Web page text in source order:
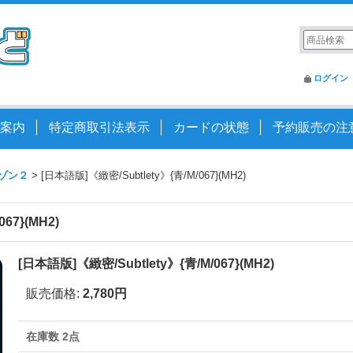
ログイン
内 特定商取引法表示 カードの状態 予約販売の注
ン２ > [日本語版]《緻密/Subtlety》{青/M/067}(MH2)
[日本語版]《緻密/Subtlety》{青/M/067}(MH2)
販売価格: 2,780円
在庫数 2点